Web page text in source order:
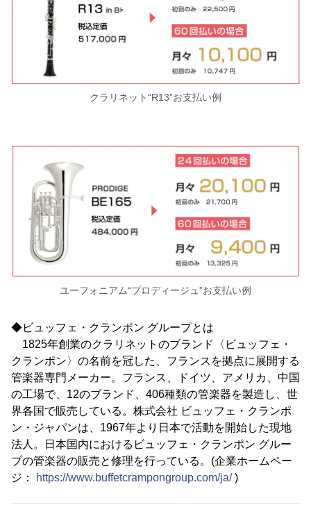
クラリネット“R13”お支払い例
ユーフォニアム“プロディージュ”お支払い例
◆ビュッフェ・クランポン グループとは
1825年創業のクラリネットのブランド〈ビュッフェ・
クランポン〉の名前を冠した、フランスを拠点に展開する
管楽器専門メーカー。フランス、ドイツ、アメリカ、中国
の工場で、12のブランド、406種類の管楽器を製造し、世
界各国で販売している。株式会社 ビュッフェ・クランポ
ン・ジャパンは、1967年より日本で活動を開始した現地
法人。日本国内におけるビュッフェ・クランポン グルー
プの管楽器の販売と修理を行っている。(企業ホームペー
ジ：
https://www.buffetcrampongroup.com/ja/)